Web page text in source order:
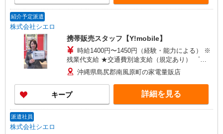
○。・゜+゜・。○。・゜+゜ 入社祝い金10万円支
紹介予定派遣
株式会社シエロ
携帯販売スタッフ【Y!mobile】
時給1400円〜1450円（経験・能力による） ※
残業代支給 ★交通費別途支給（規定あり） ゜
+゜・。○。・゜+゜・。○。・゜+゜ 入社祝い金10
万円支給(規定有) お友達を紹介頂くと, インセンテ
ィブ支給(規定有) ★月2回払い・週払い可能（規程
有）★ ゜・。○。・゜+゜・。○。・゜+゜
沖縄県島尻郡南風原町の家電量販店
キープ 詳細を見る
派遣社員
株式会社シエロ